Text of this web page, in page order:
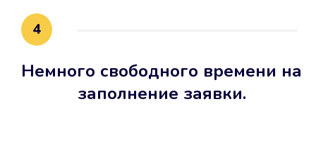
4
Немного свободного времени на
заполнение заявки.